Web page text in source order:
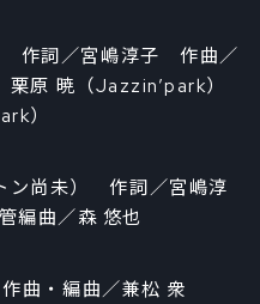
作詞／宮嶋淳子 作曲／
原 暁（Jazzin’park）
）
ン尚未） 作詞／宮嶋淳
曲／森 悠也
・編曲／兼松 衆